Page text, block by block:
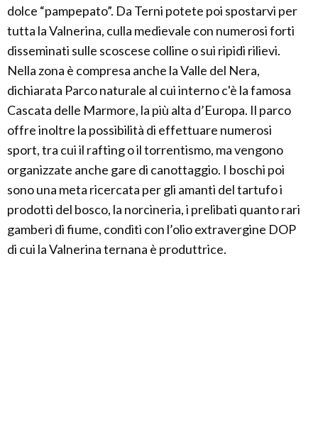
dolce “pampepato”. Da Terni potete poi spostarvi per
tutta la Valnerina, culla medievale con numerosi forti
disseminati sulle scoscese colline o sui ripidi rilievi.
Nella zona è compresa anche la Valle del Nera,
dichiarata Parco naturale al cui interno c'è la famosa
Cascata delle Marmore, la più alta d’Europa. Il parco
offre inoltre la possibilità di effettuare numerosi
sport, tra cui il rafting o il torrentismo, ma vengono
organizzate anche gare di canottaggio. I boschi poi
sono una meta ricercata per gli amanti del tartufo i
prodotti del bosco, la norcineria, i prelibati quanto rari
gamberi di fiume, conditi con l’olio extravergine DOP
di cui la Valnerina ternana è produttrice.